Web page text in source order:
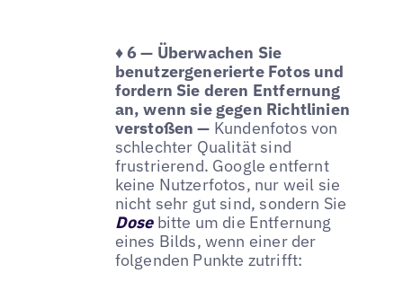
♦ 6 — Überwachen Sie
benutzergenerierte Fotos und
fordern Sie deren Entfernung
an, wenn sie gegen Richtlinien
verstoßen — Kundenfotos von
schlechter Qualität sind
frustrierend. Google entfernt
keine Nutzerfotos, nur weil sie
nicht sehr gut sind, sondern Sie
Dosebitte um die Entfernung
eines Bilds, wenn einer der
folgenden Punkte zutrifft: